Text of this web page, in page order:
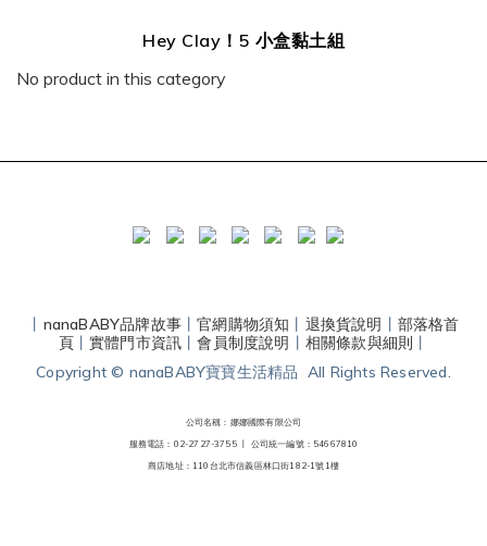
Hey Clay！5 小盒黏土組
No product in this category
丨 nanaBABY品牌故事丨官網購物須知 丨 退換貨說明 丨 部落格首
頁丨 實體門市資訊 丨會員制度說明 丨 相關條款與細則 丨
Copyright © nanaBABY寶寶生活精品 All Rights Reserved.
公司名稱：娜娜國際有限公司
服務電話：02-2727-3755 丨 公司統一編號：54667810
商店地址：110台北市信義區林口街182-1號1樓